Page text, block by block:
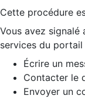
Cette procédure
Vous avez signalé
services du portail
Écrire un
Contacter le
Envoyer un